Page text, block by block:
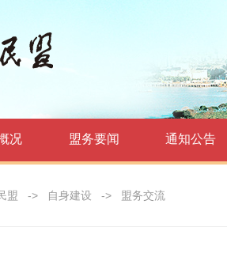
况 盟务要闻 通知公告
盟 -> 自身建设 -> 盟务交流